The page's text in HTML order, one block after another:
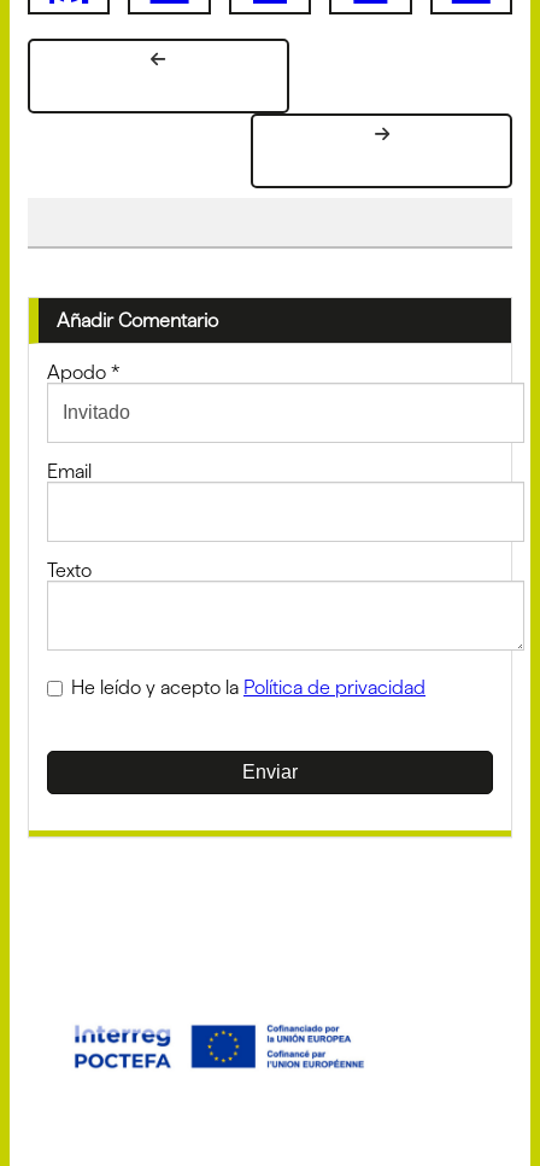
Añadir Comentario
Apodo *
Email
Texto
He leído y acepto la Política de privacidad
Enviar